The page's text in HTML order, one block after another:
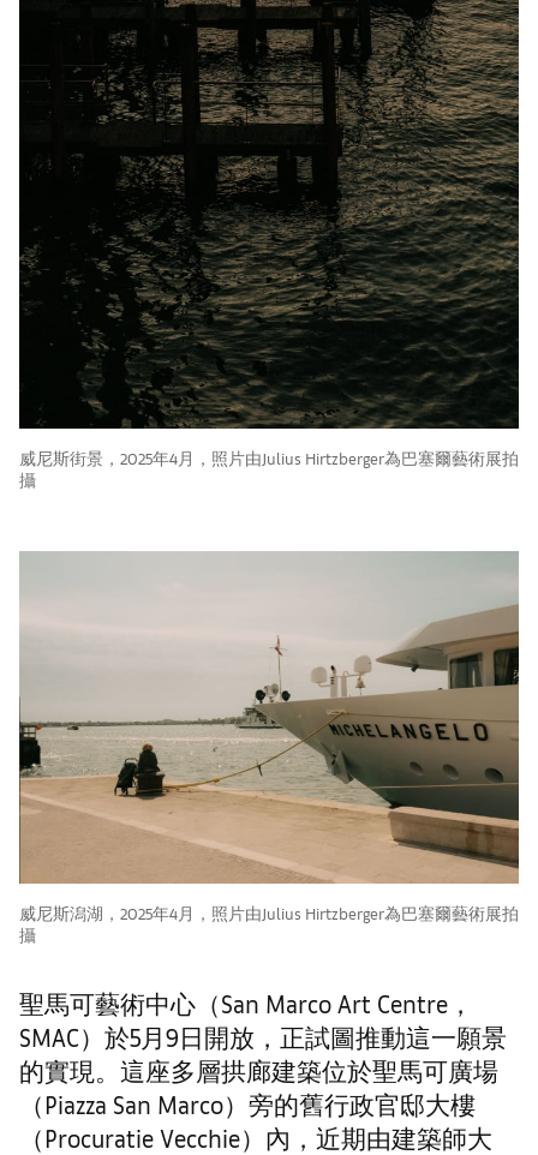
威尼斯街景，2025年4月，照片由Julius Hirtzberger為巴塞爾藝術展拍
攝
威尼斯潟湖，2025年4月，照片由Julius Hirtzberger為巴塞爾藝術展拍
攝
聖馬可藝術中心（San Marco Art Centre，
SMAC）於5月9日開放，正試圖推動這一願景
的實現。這座多層拱廊建築位於聖馬可廣場
（Piazza San Marco）旁的舊行政官邸大樓
（Procuratie Vecchie）內，近期由建築師大